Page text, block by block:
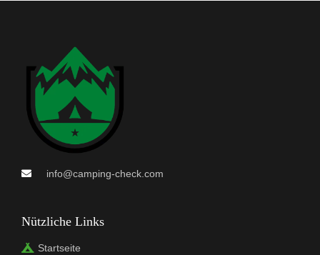
info@camping-check.com
Nützliche Links
Startseite